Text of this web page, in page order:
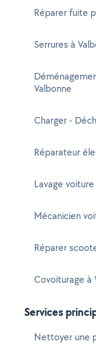
Réparer fuite
Serrures à
Valbonne
Charger -
Réparateur
Lavage
Mécanicien
Réparer
Covoiturage à
Services
Nettoyer une